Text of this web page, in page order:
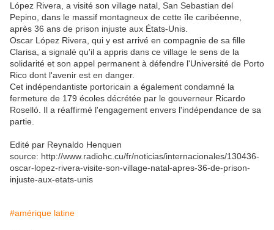
López Rivera, a visité son village natal, San Sebastian del
Pepino, dans le massif montagneux de cette île caribéenne,
après 36 ans de prison injuste aux États-Unis.
Oscar López Rivera, qui y est arrivé en compagnie de sa fille
Clarisa, a signalé qu'il a appris dans ce village le sens de la
solidarité et son appel permanent à défendre l'Université de Porto
Rico dont l'avenir est en danger.
Cet indépendantiste portoricain a également condamné la
fermeture de 179 écoles décrétée par le gouverneur Ricardo
Roselló. Il a réaffirmé l'engagement envers l'indépendance de sa
partie.
Edité par Reynaldo Henquen
source: http://www.radiohc.cu/fr/noticias/internacionales/130436-
oscar-lopez-rivera-visite-son-village-natal-apres-36-de-prison-
injuste-aux-etats-unis
#amérique latine